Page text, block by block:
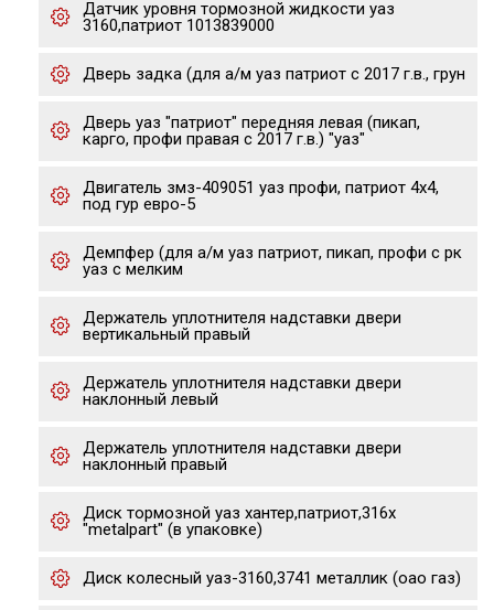
Датчик уровня тормозной жидкости уаз
3160,патриот 1013839000
Дверь задка (для а/м уаз патриот с 2017 г.в., грун
Дверь уаз "патриот" передняя левая (пикап,
карго, профи правая с 2017 г.в.) "уаз"
Двигатель змз-409051 уаз профи, патриот 4х4,
под гур евро-5
Демпфер (для а/м уаз патриот, пикап, профи с рк
уаз с мелким
Держатель уплотнителя надставки двери
вертикальный правый
Держатель уплотнителя надставки двери
наклонный левый
Держатель уплотнителя надставки двери
наклонный правый
Диск тормозной уаз хантер,патриот,316x
"metalpart" (в упаковке)
Диск колесный уаз-3160,3741 металлик (оао газ)